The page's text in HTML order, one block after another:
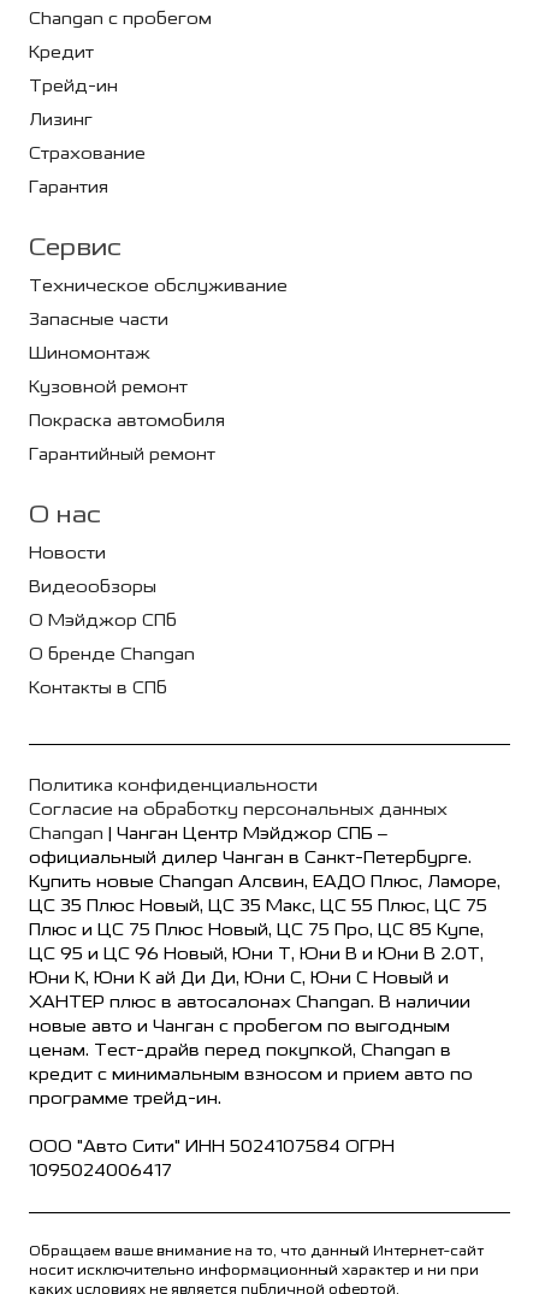
Changan с пробегом
Кредит
Трейд-ин
Лизинг
Страхование
Гарантия
Сервис
Техническое обслуживание
Запасные части
Шиномонтаж
Кузовной ремонт
Покраска автомобиля
Гарантийный ремонт
О нас
Новости
Видеообзоры
О Мэйджор СПб
О бренде Changan
Контакты в СПб
Политика конфиденциальности
Согласие на обработку персональных данных
Changan | Чанган Центр Мэйджор СПБ –
официальный дилер Чанган в Санкт-Петербурге.
Купить новые Changan Алсвин, ЕАДО Плюс, Ламоре,
ЦС 35 Плюс Новый, ЦС 35 Макс, ЦС 55 Плюс, ЦС 75
Плюс и ЦС 75 Плюс Новый, ЦС 75 Про, ЦС 85 Купе,
ЦС 95 и ЦС 96 Новый, Юни Т, Юни В и Юни В 2.0Т,
Юни К, Юни К ай Ди Ди, Юни С, Юни С Новый и
ХАНТЕР плюс в автосалонах Changan. В наличии
новые авто и Чанган с пробегом по выгодным
ценам. Тест-драйв перед покупкой, Changan в
кредит с минимальным взносом и прием авто по
программе трейд-ин.
ООО "Авто Сити" ИНН 5024107584 ОГРН
1095024006417
Обращаем ваше внимание на то, что данный Интернет-сайт
носит исключительно информационный характер и ни при
каких условиях не является публичной офертой,